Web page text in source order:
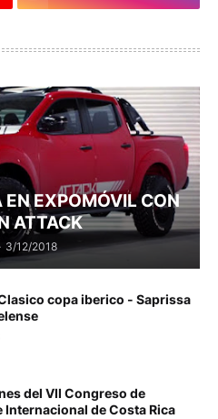
EN EXPOMÓVIL CON
ATTACK
3/12/2018
copa iberico - Saprissa
del VII Congreso de
Internacional de Costa Rica